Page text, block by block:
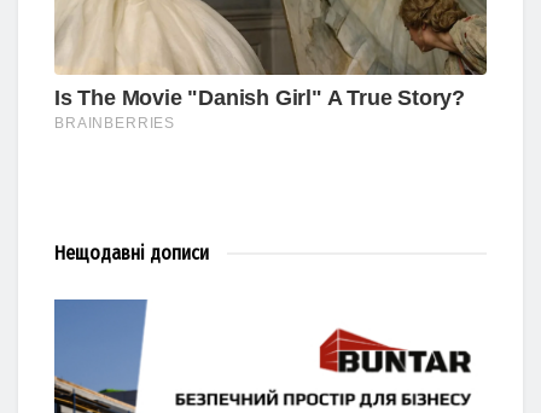
Нещодавні дописи